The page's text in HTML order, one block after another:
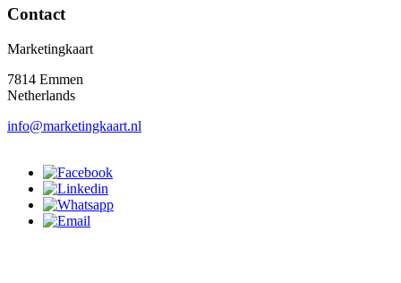
Contact
Marketingkaart
7814 Emmen
Netherlands
info@marketingkaart.nl